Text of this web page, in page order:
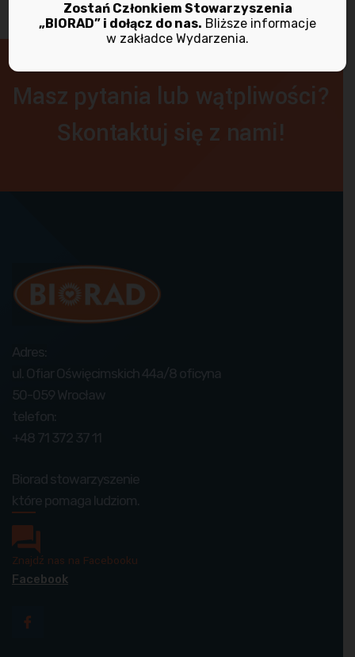
Masz pytania lub wątpliwości?
Skontaktuj się z nami!
Adres:
ul. Ofiar Oświęcimskich 44a/8 oficyna
50-059 Wrocław
telefon:
+48 71 372 37 11
Biorad stowarzyszenie
które pomaga ludziom.
Znajdź nas na Facebooku
Facebook
Zostań Członkiem Stowarzyszenia
„BIORAD” i dołącz do nas. Bliższe informacje
w zakładce Wydarzenia.